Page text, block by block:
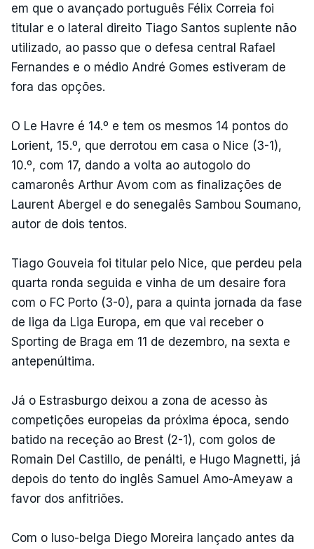
em que o avançado português Félix Correia foi
titular e o lateral direito Tiago Santos suplente não
utilizado, ao passo que o defesa central Rafael
Fernandes e o médio André Gomes estiveram de
fora das opções.
O Le Havre é 14.º e tem os mesmos 14 pontos do
Lorient, 15.º, que derrotou em casa o Nice (3-1),
10.º, com 17, dando a volta ao autogolo do
camaronês Arthur Avom com as finalizações de
Laurent Abergel e do senegalês Sambou Soumano,
autor de dois tentos.
Tiago Gouveia foi titular pelo Nice, que perdeu pela
quarta ronda seguida e vinha de um desaire fora
com o FC Porto (3-0), para a quinta jornada da fase
de liga da Liga Europa, em que vai receber o
Sporting de Braga em 11 de dezembro, na sexta e
antepenúltima.
Já o Estrasburgo deixou a zona de acesso às
competições europeias da próxima época, sendo
batido na receção ao Brest (2-1), com golos de
Romain Del Castillo, de penálti, e Hugo Magnetti, já
depois do tento do inglês Samuel Amo-Ameyaw a
favor dos anfitriões.
Com o luso-belga Diego Moreira lançado antes da